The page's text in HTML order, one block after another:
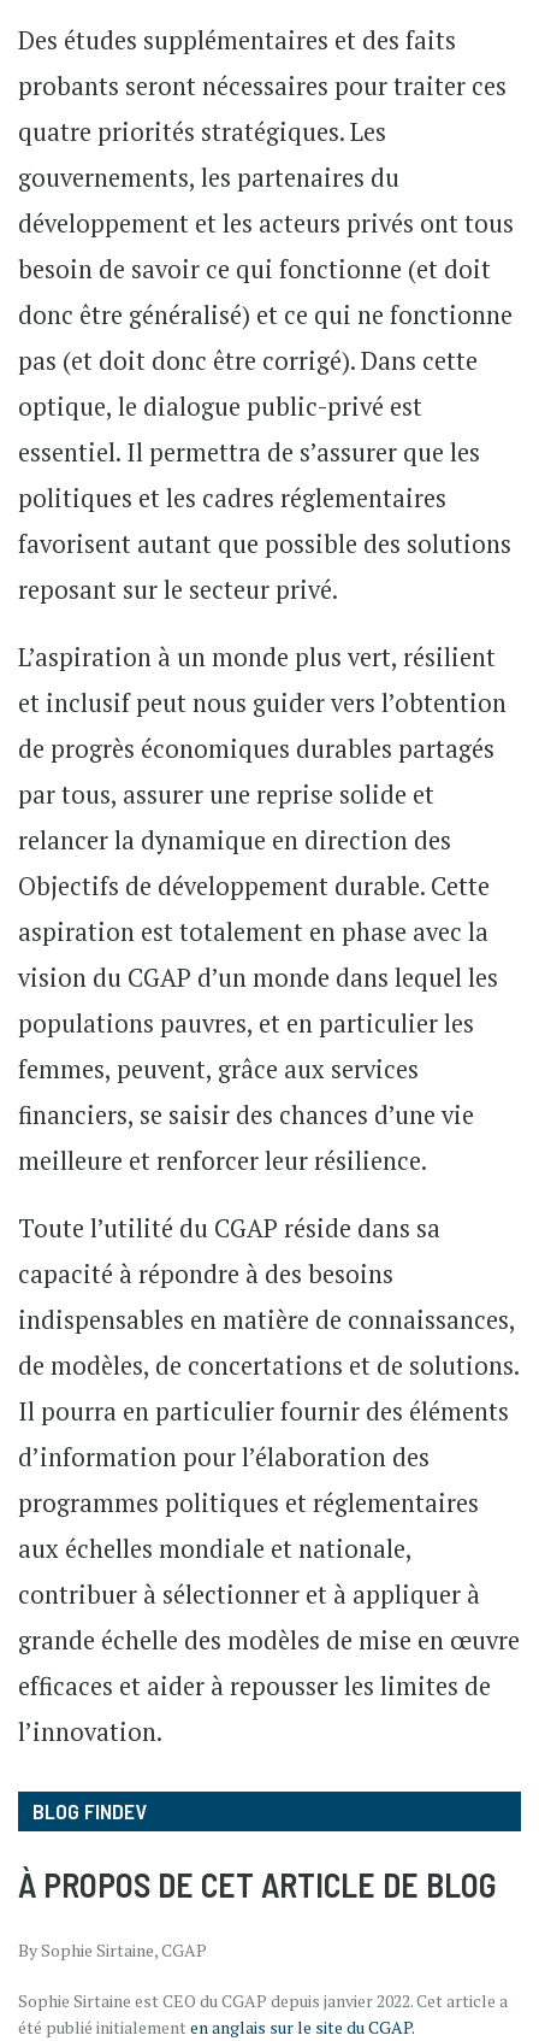
Des études supplémentaires et des faits
probants seront nécessaires pour traiter ces
quatre priorités stratégiques. Les
gouvernements, les partenaires du
développement et les acteurs privés ont tous
besoin de savoir ce qui fonctionne (et doit
donc être généralisé) et ce qui ne fonctionne
pas (et doit donc être corrigé). Dans cette
optique, le dialogue public-privé est
essentiel. Il permettra de s’assurer que les
politiques et les cadres réglementaires
favorisent autant que possible des solutions
reposant sur le secteur privé.
L’aspiration à un monde plus vert, résilient
et inclusif peut nous guider vers l’obtention
de progrès économiques durables partagés
par tous, assurer une reprise solide et
relancer la dynamique en direction des
Objectifs de développement durable. Cette
aspiration est totalement en phase avec la
vision du CGAP d’un monde dans lequel les
populations pauvres, et en particulier les
femmes, peuvent, grâce aux services
financiers, se saisir des chances d’une vie
meilleure et renforcer leur résilience.
Toute l’utilité du CGAP réside dans sa
capacité à répondre à des besoins
indispensables en matière de connaissances,
de modèles, de concertations et de solutions.
Il pourra en particulier fournir des éléments
d’information pour l’élaboration des
programmes politiques et réglementaires
aux échelles mondiale et nationale,
contribuer à sélectionner et à appliquer à
grande échelle des modèles de mise en œuvre
efficaces et aider à repousser les limites de
l’innovation.
BLOG FINDEV
À PROPOS DE CET ARTICLE DE BLOG
By Sophie Sirtaine, CGAP
Sophie Sirtaine est CEO du CGAP depuis janvier 2022. Cet article a
été publié initialementen anglais sur le site du CGAP.